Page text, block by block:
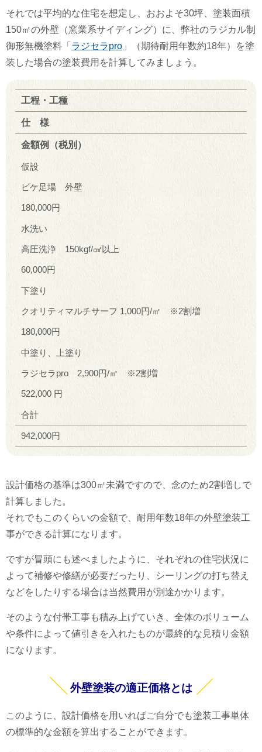
それでは平均的な住宅を想定し、おおよそ30坪、塗装面積
150㎡の外壁（窯業系サイディング）に、弊社のラジカル制
御形無機塗料「 ラジセラpro 」（期待耐用年数約18年）を塗
装した場合の塗装費用を計算してみましょう。
工程・工種
仕 様
金額例（税別）
仮設
ビケ足場 外壁
180,000円
水洗い
高圧洗浄 150kgf/㎠以上
60,000円
下塗り
クオリティマルチサーフ 1,000円/㎡ ※2割増
180,000円
中塗り、上塗り
ラジセラpro 2,900円/㎡ ※2割増
522,000 円
合計
942,000円
設計価格の基準は300㎡未満ですので、念のため2割増しで
計算しました。
それでもこのくらいの金額で、耐用年数18年の外壁塗装工
事ができる計算になります。
ですが冒頭にも述べましたように、それぞれの住宅状況に
よって補修や修繕が必要だったり、シーリングの打ち替え
などをしたりする場合は当然費用が別途かかります。
そのような付帯工事も積み上げていき、全体のボリューム
や条件によって値引きを入れたものが最終的な見積り金額
になります。
外壁塗装の適正価格とは
このように、設計価格を用いればご自分でも塗装工事単体
の標準的な金額を算出することができます。